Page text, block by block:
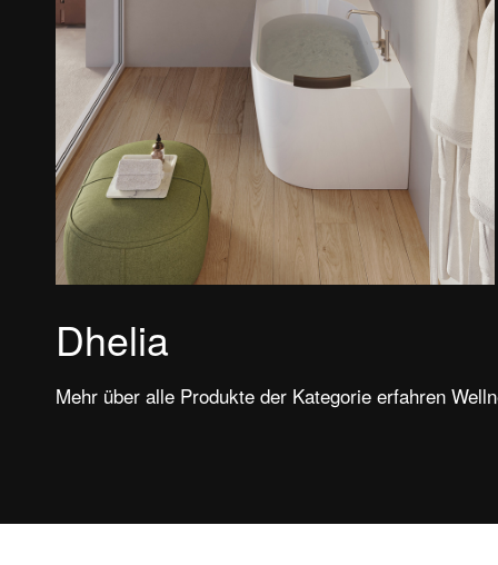
Dhelia
Mehr über alle Produkte der Kategorie erfahren